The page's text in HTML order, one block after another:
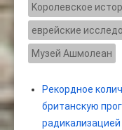
Kоролевское
еврейские
Музей Ашмолеан
Рекордное
британскую